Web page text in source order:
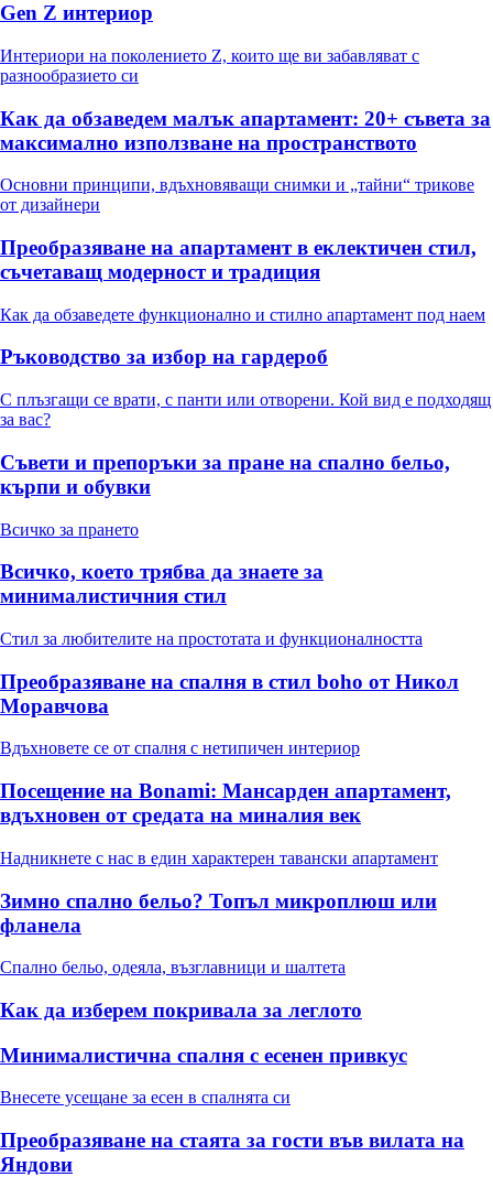
Gen Z интериор
Интериори на поколението Z, които ще ви забавляват с
разнообразието си
Как да обзаведем малък апартамент: 20+ съвета за
максимално използване на пространството
Основни принципи, вдъхновяващи снимки и „тайни“ трикове
от дизайнери
Преобразяване на апартамент в еклектичен стил,
съчетаващ модерност и традиция
Как да обзаведете функционално и стилно апартамент под наем
Ръководство за избор на гардероб
С плъзгащи се врати, с панти или отворени. Кой вид е подходящ
за вас?
Съвети и препоръки за пране на спално бельо,
кърпи и обувки
Всичко за прането
Всичко, което трябва да знаете за
минималистичния стил
Стил за любителите на простотата и функционалността
Преобразяване на спалня в стил boho от Никол
Моравчова
Вдъхновете се от спалня с нетипичен интериор
Посещение на Bonami: Мансарден апартамент,
вдъхновен от средата на миналия век
Надникнете с нас в един характерен тавански апартамент
Зимно спално бельо? Топъл микроплюш или
фланела
Спално бельо, одеяла, възглавници и шалтета
Как да изберем покривала за леглото
Минималистична спалня с есенен привкус
Внесете усещане за есен в спалнята си
Преобразяване на стаята за гости във вилата на
Яндови